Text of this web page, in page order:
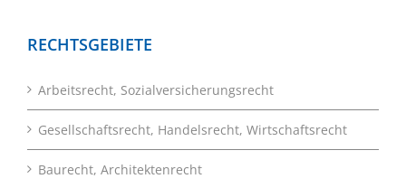
RECHTSGEBIETE
Arbeitsrecht, Sozialversicherungsrecht
Gesellschaftsrecht, Handelsrecht, Wirtschaftsrecht
Baurecht, Architektenrecht